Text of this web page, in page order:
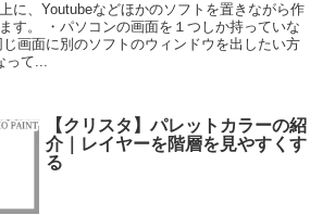
に、Youtubeなどほかのソフトを置きながら作
す。 ・パソコンの画面を１つしか持っていな
画面に別のソフトのウィンドウを出したい方
って...
【クリスタ】パレットカラーの紹
介｜レイヤーを階層を見やすくす
る